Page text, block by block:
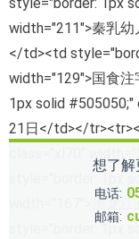
想了解
电话:
邮箱: